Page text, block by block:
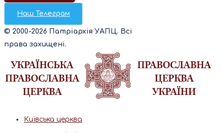
Наш Телеграм
© 2000-2026 Патріархія УАПЦ. Всі
права захищені.
Київська церква